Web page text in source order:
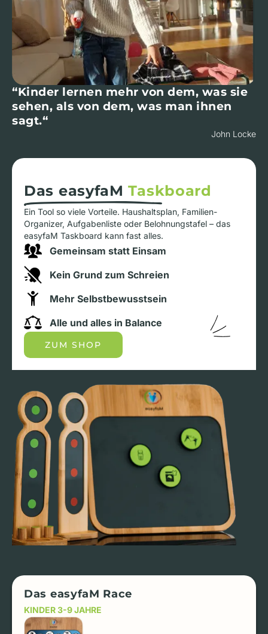
“Kinder lernen mehr von dem, was sie
sehen, als von dem, was man ihnen
sagt.“
John Locke
Das easyfaMTaskboard
Ein Tool so viele Vorteile. Haushaltsplan, Familien-
Organizer, Aufgabenliste oder Belohnungstafel – das
easyfaM Taskboard kann fast alles.
Gemeinsam statt Einsam
Kein Grund zum Schreien
Mehr Selbstbewusstsein
Alle und alles in Balance
ZUM SHOP
Das easyfaM Race
KINDER 3-9 JAHRE